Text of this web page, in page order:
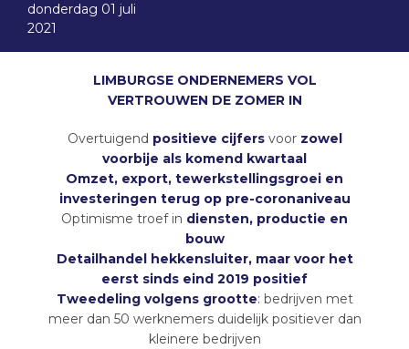
donderdag 01 juli
2021
LIMBURGSE ONDERNEMERS VOL
VERTROUWEN DE ZOMER IN
Overtuigend positieve cijfersvoor zowel
voorbije als komend kwartaal
Omzet, export, tewerkstellingsgroei en
investeringen terug op pre-coronaniveau
Optimisme troef in diensten, productie en
bouw
Detailhandel hekkensluiter, maar voor het
eerst sinds eind 2019 positief
Tweedeling volgens grootte: bedrijven met
meer dan 50 werknemers duidelijk positiever dan
kleinere bedrijven